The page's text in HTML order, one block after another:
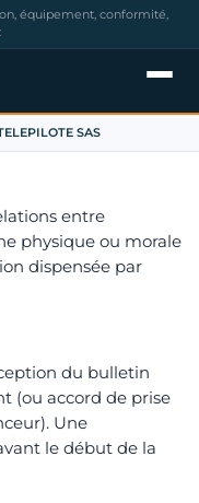
équipement, conformité,
SAS
entre
physique ou morale
dispensée par
du bulletin
(ou accord de prise
Une
le début de la